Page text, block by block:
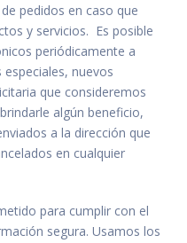
pedidos en caso que
y servicios. Es posible
periódicamente a
nuevos
que consideremos
algún beneficio,
a la dirección que
en cualquier
para cumplir con el
segura. Usamos los